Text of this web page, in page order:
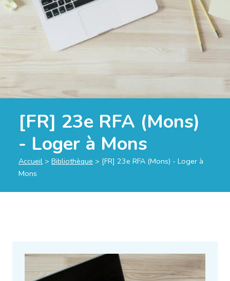
[FR] 23e RFA (Mons)
- Loger à Mons
Accueil > Bibliothèque > [FR] 23e RFA (Mons) - Loger à
Mons